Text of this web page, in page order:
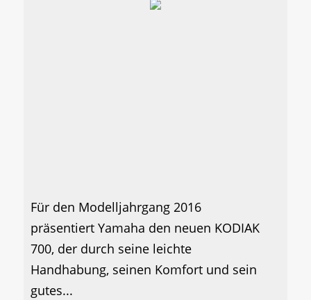
Für den Modelljahrgang 2016
präsentiert Yamaha den neuen KODIAK
700, der durch seine leichte
Handhabung, seinen Komfort und sein
gutes...